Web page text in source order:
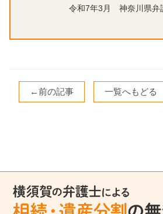
令和7年3月 神奈川県弁
←前の記事 一覧へもどる